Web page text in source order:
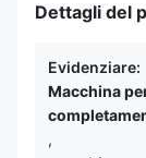
Dettagli del
Evidenziare:
Macchina
,